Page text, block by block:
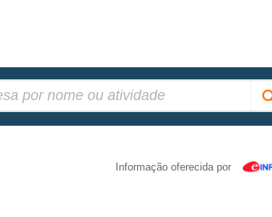
Informação oferecida por